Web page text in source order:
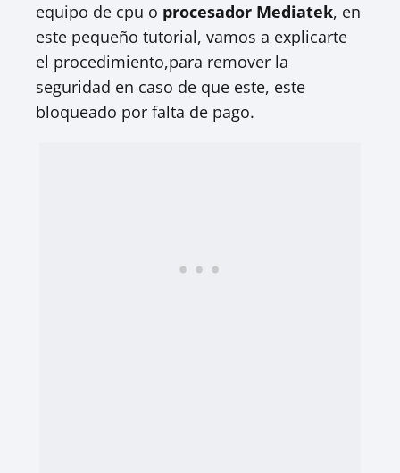
equipo de cpu o procesador Mediatek, en
este pequeño tutorial, vamos a explicarte
el procedimiento,para remover la
seguridad en caso de que este, este
bloqueado por falta de pago.